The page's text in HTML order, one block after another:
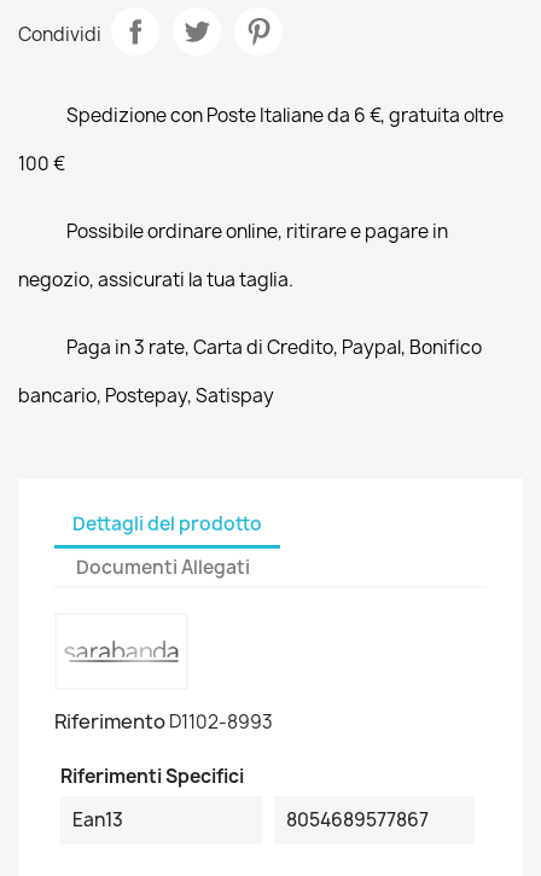
Condividi
Spedizione con Poste Italiane da 6 €, gratuita oltre
100 €
Possibile ordinare online, ritirare e pagare in
negozio, assicurati la tua taglia.
Paga in 3 rate, Carta di Credito, Paypal, Bonifico
bancario, Postepay, Satispay
Dettagli del prodotto
Documenti Allegati
RiferimentoD1102-8993
Riferimenti Specifici
Ean13
8054689577867